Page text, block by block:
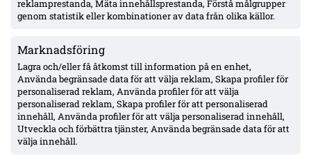
reklamprestanda, Mäta innehållsprestanda, Förstå målgrupper
genom statistik eller kombinationer av data från olika källor.
Marknadsföring
Lagra och/eller få åtkomst till information på en enhet,
Använda begränsade data för att välja reklam, Skapa profiler för
personaliserad reklam, Använda profiler för att välja
personaliserad reklam, Skapa profiler för att personaliserad
innehåll, Använda profiler för att välja personaliserad innehåll,
Utveckla och förbättra tjänster, Använda begränsade data för att
välja innehåll.
framtidsroll som åtta, kontrakt till 2030
Pihlström två mål på två matcher – Luganos plan för år två ger
effekt
Uppgifter: Erzurumspor lägger lånebud på Ibrahim Diabaté –
GAIS-anfallaren under kontrakt till 2028